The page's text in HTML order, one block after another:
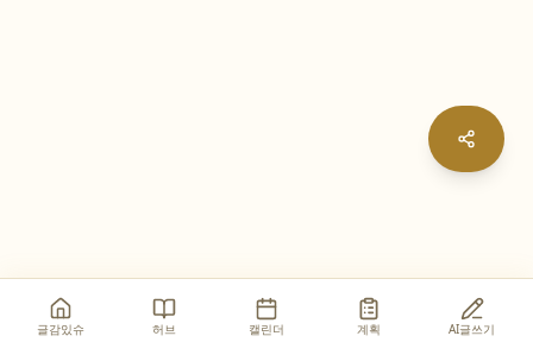
글감있슈 허브 캘린더 계획 AI글쓰기